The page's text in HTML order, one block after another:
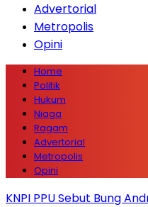
Advertorial
Metropolis
Opini
Home
Politik
Hukum
Niaga
Ragam
Advertorial
Metropolis
Opini
KNPI PPU Sebut Bung